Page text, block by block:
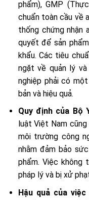
phẩm), GMP
chuẩn toàn cầu về
thống chứng nhận
quyết để sản
khẩu. Các tiêu
ngặt về quản lý
nghiệp phải có
bản và hiệu quả.
Quy định của Bộ
luật Việt Nam
môi trường công
nhằm đảm bảo
phẩm. Việc không
pháp lý và bị xử
Hậu quả của